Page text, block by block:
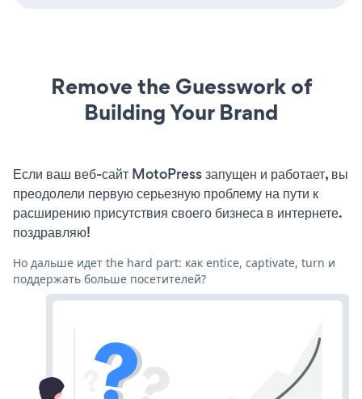
Remove the Guesswork of
Building Your Brand
Если ваш веб-сайт MotoPress запущен и работает, вы
преодолели первую серьезную проблему на пути к
расширению присутствия своего бизнеса в интернете.
поздравляю!
Но дальше идет the hard part: как entice, captivate, turn и
поддержать больше посетителей?